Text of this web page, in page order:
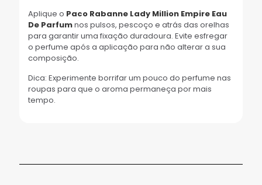
Aplique o Paco Rabanne Lady Million Empire Eau
De Parfumnos pulsos, pescoço e atrás das orelhas
para garantir uma fixação duradoura. Evite esfregar
o perfume após a aplicação para não alterar a sua
composição.
Dica: Experimente borrifar um pouco do perfume nas
roupas para que o aroma permaneça por mais
tempo.